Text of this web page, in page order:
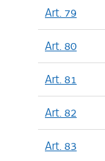
Art. 79
Art. 80
Art. 81
Art. 82
Art. 83